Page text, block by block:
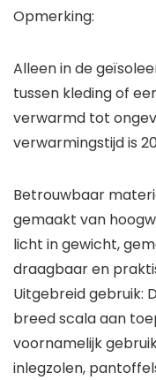
Opmerking:
Alleen in de
tussen kleding of
verwarmd tot
verwarmingstijd is
Betrouwbaar
gemaakt van
licht in gewicht,
draagbaar en
Uitgebreid gebruik:
breed scala aan
voornamelijk
inlegzolen,